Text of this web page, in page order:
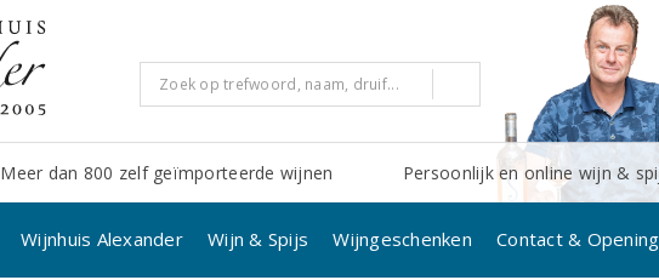
Meer dan 800 zelf geïmporteerde wijnen Persoonlijk en online wijn &
Wijnhuis Alexander Wijn & Spijs Wijngeschenken Contact &